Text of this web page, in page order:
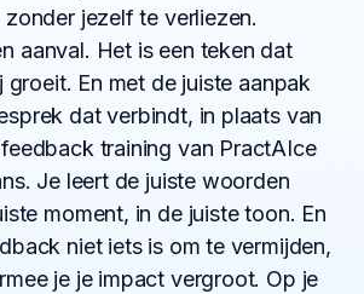
zonder jezelf te verliezen.
aanval. Het is een teken dat
groeit. En met de juiste aanpak
dat verbindt, in plaats van
training van PractAIce
Je leert de juiste woorden
moment, in de juiste toon. En
niet iets is om te vermijden,
je je impact vergroot. Op je